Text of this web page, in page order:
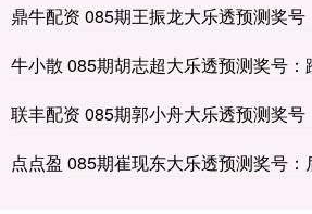
鼎牛配资 085期王振龙大乐透预测奖号
牛小散 085期胡志超大乐透预测奖号：
联丰配资 085期郭小舟大乐透预测奖号
点点盈 085期崔现东大乐透预测奖号：